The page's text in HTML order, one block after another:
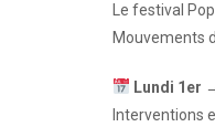
Le festival
Mouvements
Lundi 1er
Interventions